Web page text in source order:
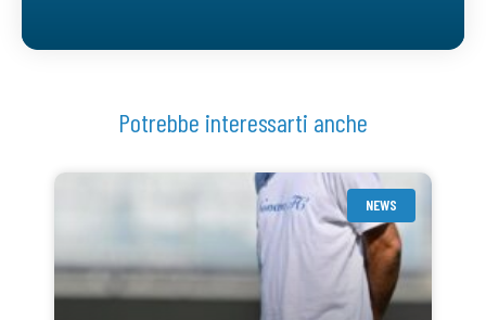
Potrebbe interessarti anche
NEWS